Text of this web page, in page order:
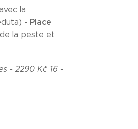
avec la
- Place
de la peste et
- 2290 Kč 16 -